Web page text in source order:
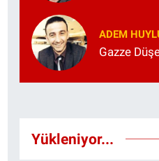
ADEM
Gazze
Yükleniyor...